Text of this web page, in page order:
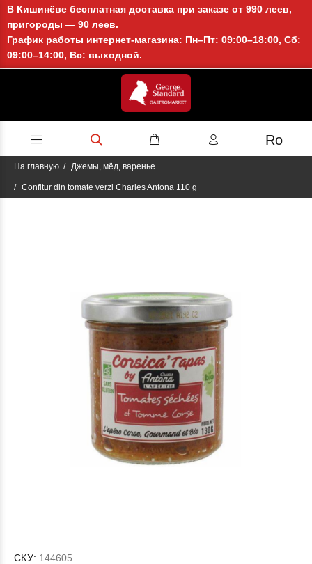
В Кишинёве бесплатная доставка при заказе от 990 леев,
пригороды — 90 леев.
График работы интернет-магазина: Пн–Пт: 09:00–18:00, Сб:
09:00–14:00, Вс: выходной.
Ro
На главную Джемы, мёд, варенье
Confitur din tomate verzi Charles Antona 110 g
СКУ: 144605